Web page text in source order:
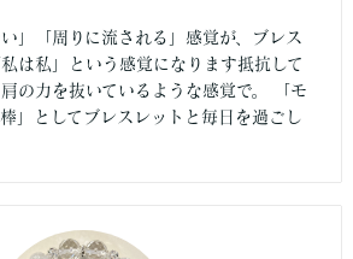
」「周りに流される」感覚が、ブレス
は私」という感覚になります抵抗して
の力を抜いているような感覚で。 「モ
」としてブレスレットと毎日を過ごし